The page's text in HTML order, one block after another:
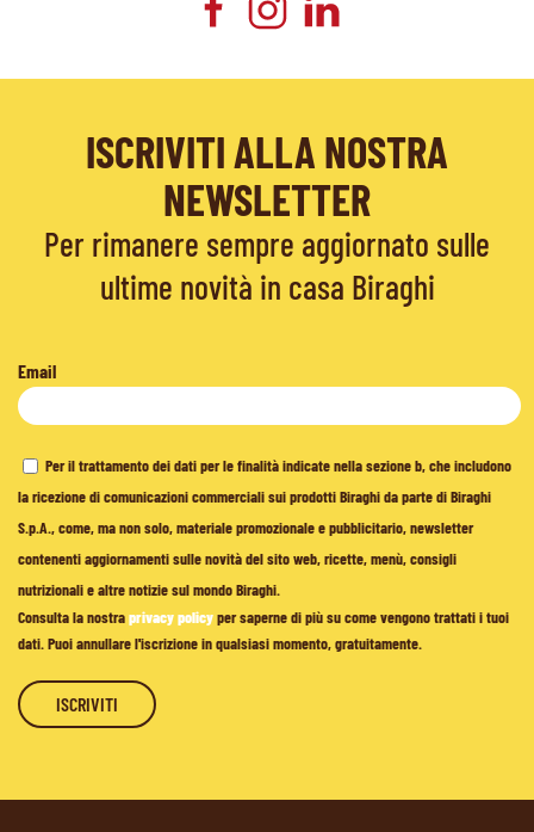
ISCRIVITI ALLA NOSTRA
NEWSLETTER
Per rimanere sempre aggiornato sulle
ultime novità in casa Biraghi
Email
Per il trattamento dei dati per le finalità indicate nella sezione b, che includono
la ricezione di comunicazioni commerciali sui prodotti Biraghi da parte di Biraghi
S.p.A., come, ma non solo, materiale promozionale e pubblicitario, newsletter
contenenti aggiornamenti sulle novità del sito web, ricette, menù, consigli
nutrizionali e altre notizie sul mondo Biraghi.
Consulta la nostraprivacy policyper saperne di più su come vengono trattati i tuoi
dati. Puoi annullare l'iscrizione in qualsiasi momento, gratuitamente.